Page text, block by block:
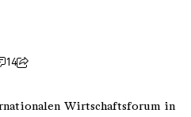
14
Wirtschaftsforum in